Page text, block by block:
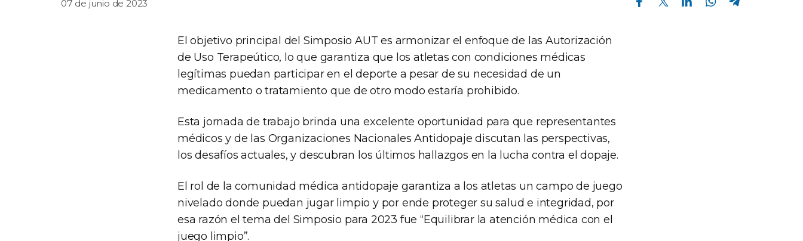
07 de junio de 2023
El objetivo principal del Simposio AUT es armonizar el enfoque de las Autorización
de Uso Terapeútico, lo que garantiza que los atletas con condiciones médicas
legítimas puedan participar en el deporte a pesar de su necesidad de un
medicamento o tratamiento que de otro modo estaría prohibido.
Esta jornada de trabajo brinda una excelente oportunidad para que representantes
médicos y de las Organizaciones Nacionales Antidopaje discutan las perspectivas,
los desafíos actuales, y descubran los últimos hallazgos en la lucha contra el dopaje.
El rol de la comunidad médica antidopaje garantiza a los atletas un campo de juego
nivelado donde puedan jugar limpio y por ende proteger su salud e integridad, por
esa razón el tema del Simposio para 2023 fue “Equilibrar la atención médica con el
juego limpio”.